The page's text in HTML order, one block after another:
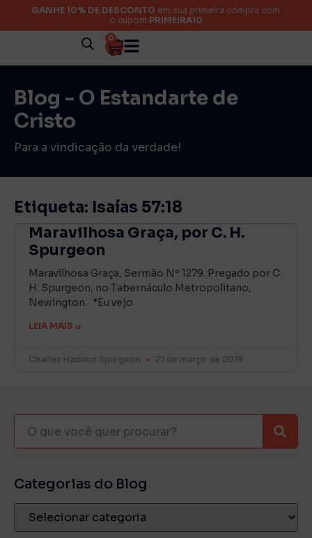
GANHE 10% DE DESCONTO em sua primeira compra com
o cupom PRIMEIRA10
0
Blog - O Estandarte de
Cristo
Para a vindicação da verdade!
Etiqueta: Isaías 57:18
Maravilhosa Graça, por C. H.
Spurgeon
Maravilhosa Graça, Sermão Nº 1279. Pregado por C.
H. Spurgeon, no Tabernáculo Metropolitano,
Newington. “Eu vejo
LEIA MAIS »
Charles Haddon Spurgeon 21 de março de 2019
Categorias do Blog